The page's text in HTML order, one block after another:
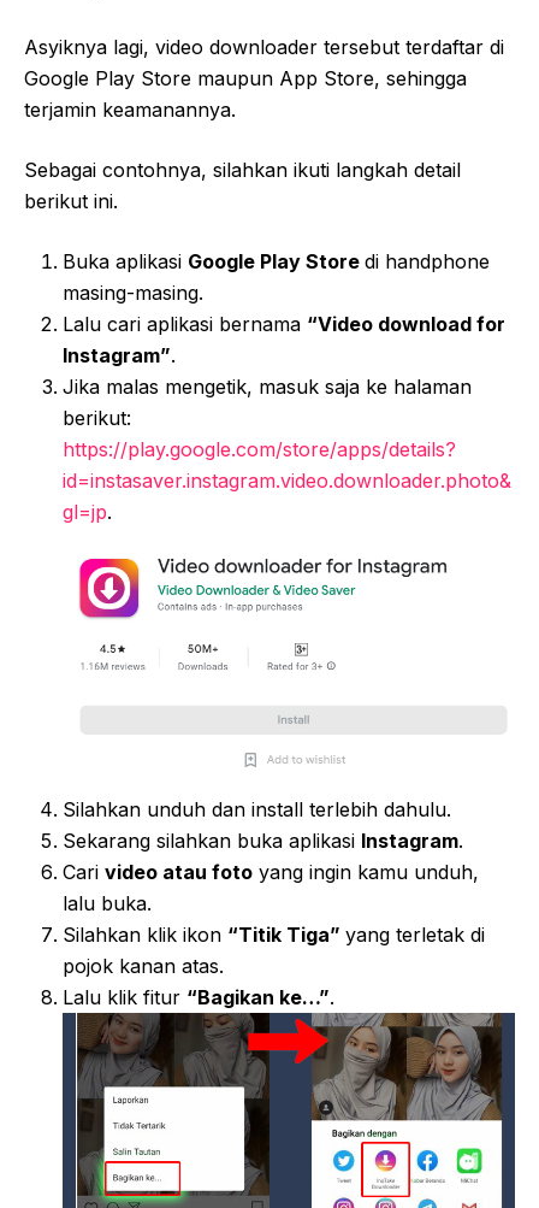
Asyiknya lagi, video downloader tersebut terdaftar di
Google Play Store maupun App Store, sehingga
terjamin keamanannya.
Sebagai contohnya, silahkan ikuti langkah detail
berikut ini.
Buka aplikasi Google Play Store di handphone
masing-masing.
Lalu cari aplikasi bernama “Video download for
Instagram”.
Jika malas mengetik, masuk saja ke halaman
berikut:
https://play.google.com/store/apps/details?
id=instasaver.instagram.video.downloader.photo&
gl=jp.
Silahkan unduh dan install terlebih dahulu.
Sekarang silahkan buka aplikasi Instagram.
Cari video atau foto yang ingin kamu unduh,
lalu buka.
Silahkan klik ikon “Titik Tiga” yang terletak di
pojok kanan atas.
Lalu klik fitur “Bagikan ke…”.